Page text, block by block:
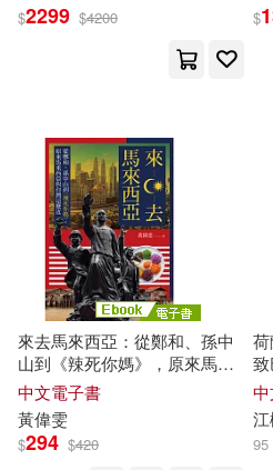
北京大國匠造文化有限公司
原不二夫(1) 原亞
原正利(1)
原武道.陳湛頤 主編(1)
原聖(1)
吳丹(1)
Onyx Classics(1)
Welcome Music(1)
bookland(1)
インディーズ(1)
上海交通大學出版社(1)
上海科學普及出版社(1)
$2299 $4200 $
來去馬來西亞：從鄭和、孫中
山到《辣死你媽》，原來馬來
西亞與台灣這麼近 (電子書)
中文電子書
黃偉雯
$294 $420
第
95